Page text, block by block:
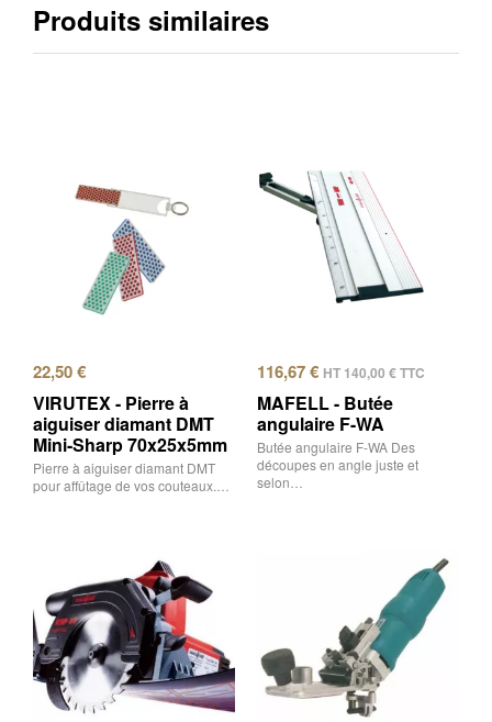
Produits similaires
22,50€
VIRUTEX - Pierre à
aiguiser diamant DMT
Mini-Sharp 70x25x5mm
Pierre à aiguiser diamant DMT
pour affûtage de vos couteaux.…
116,67€ HT 140,00 €TTC
MAFELL - Butée
angulaire F-WA
Butée angulaire F-WA Des
découpes en angle juste et
selon…